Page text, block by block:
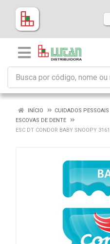
INÍCIO
CUIDADOS PESSOAIS
ESCOVAS DE DENTE
ESC DT CONDOR BABY SNOOPY